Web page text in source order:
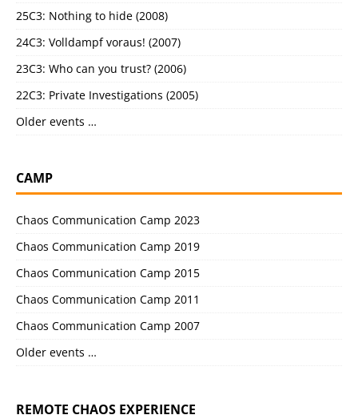
25C3: Nothing to hide (2008)
24C3: Volldampf voraus! (2007)
23C3: Who can you trust? (2006)
22C3: Private Investigations (2005)
Older events …
CAMP
Chaos Communication Camp 2023
Chaos Communication Camp 2019
Chaos Communication Camp 2015
Chaos Communication Camp 2011
Chaos Communication Camp 2007
Older events …
REMOTE CHAOS EXPERIENCE